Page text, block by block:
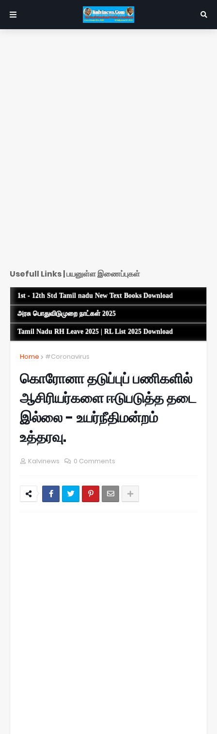
Usefull Links | பயனுள்ள இணைப்புகள்
1st - 12th Std Tamil nadu New Text Books Download
அரசு பொதுவிடுமுறை நாட்கள் 2025
Tamil Nadu RH Leave 2025 | RL List 2025 Download
Home #Coronavirus
கொரோனா தடுப்புப் பணிகளில்
ஆசிரியர்களை ஈடுபடுத்த தடை
இல்லை - உயர்நீதிமன்றம்
உத்தரவு.
Kalvinews 0 Comments